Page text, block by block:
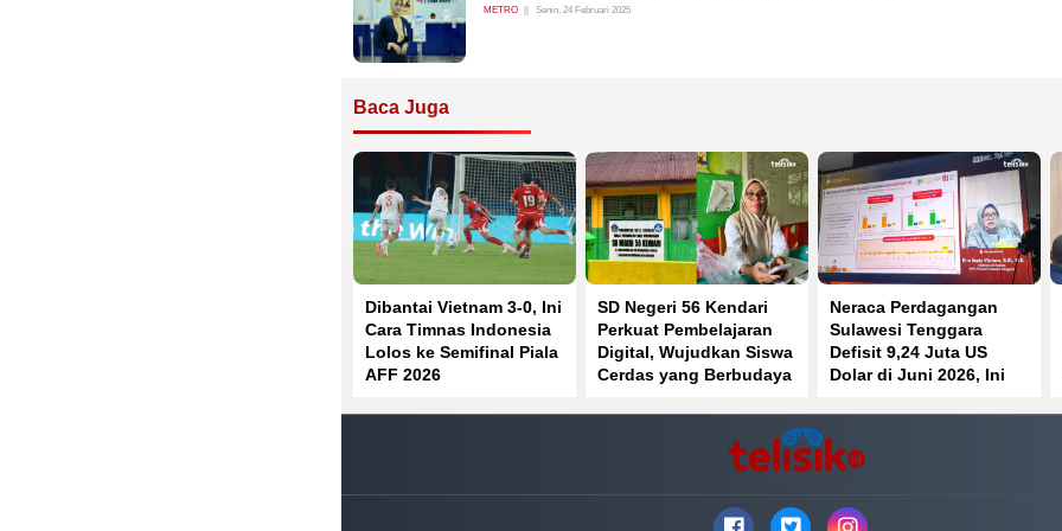
METRO Senin, 24 Februari 2025
Baca Juga
Dibantai Vietnam 3-0, Ini
Cara Timnas Indonesia
Lolos ke Semifinal Piala
AFF 2026
SD Negeri 56 Kendari
Perkuat Pembelajaran
Digital, Wujudkan Siswa
Cerdas yang Berbudaya
Neraca Perdagangan
Sulawesi Tenggara
Defisit 9,24 Juta US
Dolar di Juni 2026, Ini